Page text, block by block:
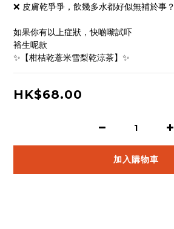
❌ 皮膚乾爭爭，飲幾多水都好似無補於事？
如果你有以上症狀，快啲嚟試吓
裕生呢款
✨【柑桔乾薏米雪梨乾涼茶】✨
HK$68.00
加入購物車